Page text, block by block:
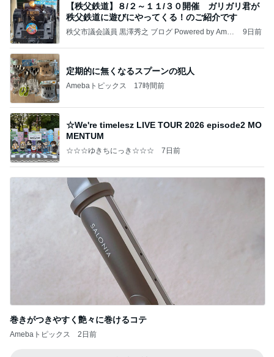
【秩父鉄道】８/２～１１/３０開催 ガリガリ君が
秩父鉄道に遊びにやってくる！のご紹介です
秩父市議会議員 黒澤秀之 ブログ Powered by Ameb
9日前
定期的に無くなるスプーンの犯人
Amebaトピックス 17時間前
☆We're timelesz LIVE TOUR 2026 episode2 MO
MENTUM
☆☆☆ゆきちにっき☆☆☆ 7日前
巻きがつきやすく艶々に巻けるコテ
Amebaトピックス 2日前